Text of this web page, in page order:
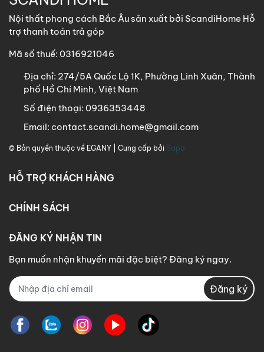
Nội thất phong cách Bắc Âu sản xuất bởi ScandiHome Hỗ
trợ thanh toán trả góp
Mã số thuế: 0316921046
Địa chỉ: 274/5A Quốc Lộ 1K, Phường Linh Xuân, Thành
phố Hồ Chí Minh, Việt Nam
Số điện thoại: 0936353448
Email: contact.scandi.home@gmail.com
© Bản quyền thuộc về EGANY | Cung cấp bởi Sapo
HỖ TRỢ KHÁCH HÀNG
CHÍNH SÁCH
ĐĂNG KÝ NHẬN TIN
Bạn muốn nhận khuyến mãi đặc biệt? Đăng ký ngay.
Đăng ký